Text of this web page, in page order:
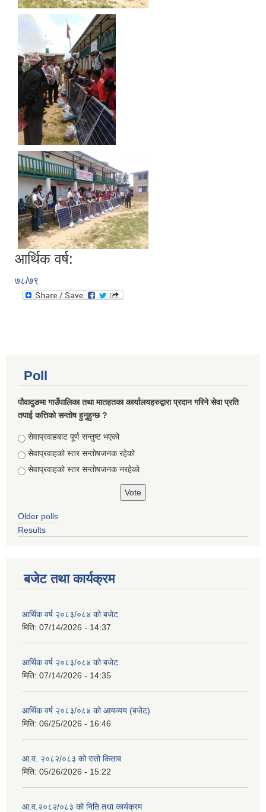
आर्थिक वर्ष:
७८/७९
Poll
पौवादुङमा गाउँपालिका तथा मातहतका कार्यालयहरुद्वारा प्रदान गरिने सेवा प्रति
तपाई कत्तिको सन्तोष हुनुहुन्छ ?
Choices
सेवाप्रवाहबाट पूर्ण सन्तुष्ट भएको
सेवाप्रवाहको स्तर सन्तोषजनक रहेको
सेवाप्रवाहको स्तर सन्तोषजनक नरहेको
Older polls
Results
बजेट तथा कार्यक्रम
आर्थिक वर्ष २०८३/०८४ को बजेट
मिति: 07/14/2026 - 14:37
आर्थिक वर्ष २०८३/०८४ को बजेट
मिति: 07/14/2026 - 14:35
आर्थिक वर्ष २०८३/०८४ को आयव्यय (बजेट)
मिति: 06/25/2026 - 16:46
आ.व. २०८२/०८३ को रातो किताब
मिति: 05/26/2026 - 15:22
आ.व.२०८२/०८३ को निति तथा कार्यक्रम